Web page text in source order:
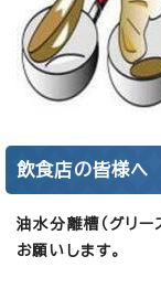
飲食店の皆様へ
油水分離槽（グリー
お願いします。